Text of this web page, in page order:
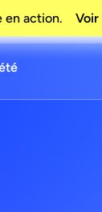
en action. Voir